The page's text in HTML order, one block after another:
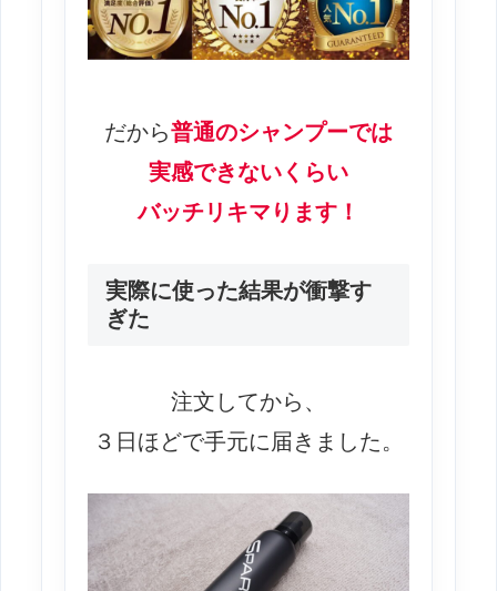
だから普通のシャンプーでは
実感できないくらい
バッチリキマります！
実際に使った結果が衝撃す
ぎた
注文してから、
３日ほどで手元に届きました。